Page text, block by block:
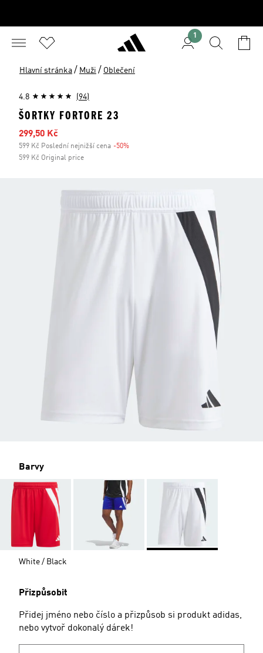
1
Hlavní stránka / Muži / Oblečení
4.8 (94)
ŠORTKY FORTORE 23
Zlevněná cena
299,50 Kč
599 Kč Poslední nejnižší cena -50%
599 Kč Original price
Barvy
White / Black
Přizpůsobit
Přidej jméno nebo číslo a přizpůsob si produkt adidas,
nebo vytvoř dokonalý dárek!